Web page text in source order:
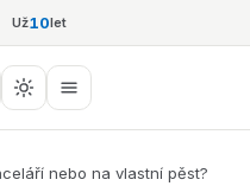
Už10let
nebo na vlastní pěst?